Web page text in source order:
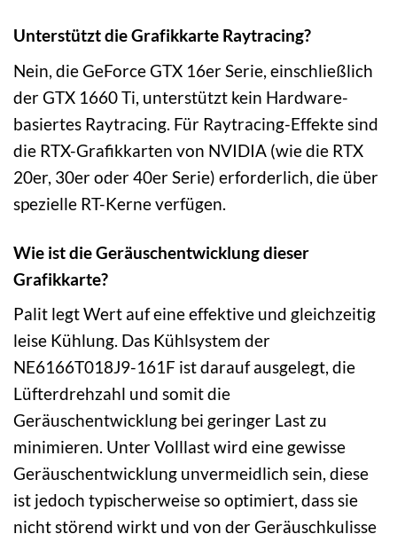
Unterstützt die Grafikkarte Raytracing?
Nein, die GeForce GTX 16er Serie, einschließlich
der GTX 1660 Ti, unterstützt kein Hardware-
basiertes Raytracing. Für Raytracing-Effekte sind
die RTX-Grafikkarten von NVIDIA (wie die RTX
20er, 30er oder 40er Serie) erforderlich, die über
spezielle RT-Kerne verfügen.
Wie ist die Geräuschentwicklung dieser
Grafikkarte?
Palit legt Wert auf eine effektive und gleichzeitig
leise Kühlung. Das Kühlsystem der
NE6166T018J9-161F ist darauf ausgelegt, die
Lüfterdrehzahl und somit die
Geräuschentwicklung bei geringer Last zu
minimieren. Unter Volllast wird eine gewisse
Geräuschentwicklung unvermeidlich sein, diese
ist jedoch typischerweise so optimiert, dass sie
nicht störend wirkt und von der Geräuschkulisse